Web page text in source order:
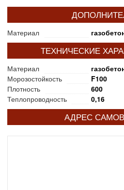
Материал
ТЕХНИЧЕСКИЕ
Материал
Морозостойкость
F100
Плотность
600
Теплопроводность
0,16
АДРЕС